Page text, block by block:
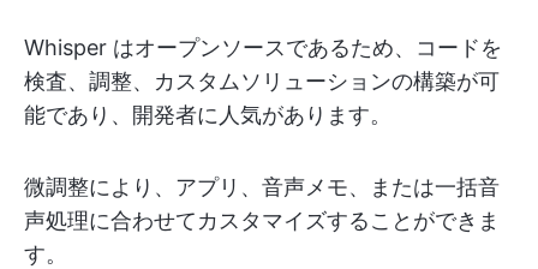
Whisper はオープンソースであるため、コードを
検査、調整、カスタムソリューションの構築が可
能であり、開発者に人気があります。
微調整により、アプリ、音声メモ、または一括音
声処理に合わせてカスタマイズすることができま
す。